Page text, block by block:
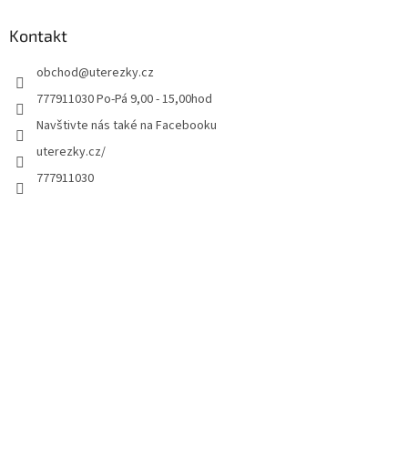
Kontakt
obchod@uterezky.cz
777911030 Po-Pá 9,00 - 15,00hod
Navštivte nás také na Facebooku
uterezky.cz/
777911030